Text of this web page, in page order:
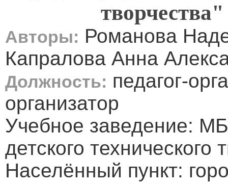
Авторы: Романова
Капралова Анна
Должность: педагог-
организатор
Учебное заведение:
детского технического
Населённый пункт: